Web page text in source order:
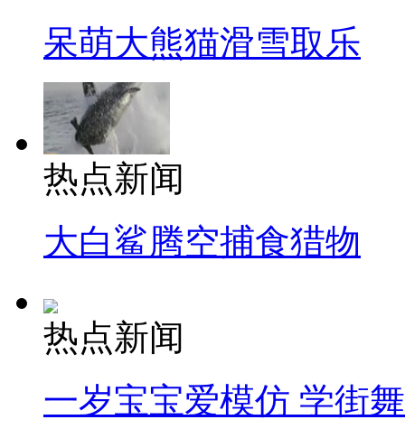
呆萌大熊猫滑雪取乐
热点新闻
大白鲨腾空捕食猎物
热点新闻
一岁宝宝爱模仿 学街